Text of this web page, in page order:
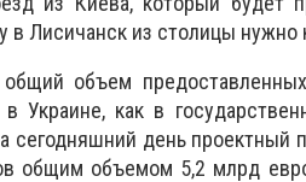
в Лисичанск из столицы
объем
Украине, как в
сегодняшний день проектный
общим объемом 5,2 млрд